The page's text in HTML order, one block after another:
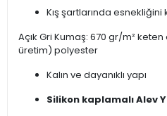
Kış şartlarında esnekliğini
Açık Gri Kumaş: 670 gr/m²
üretim) polyester
Kalın ve dayanıklı yapı
Silikon kaplamalı Alev